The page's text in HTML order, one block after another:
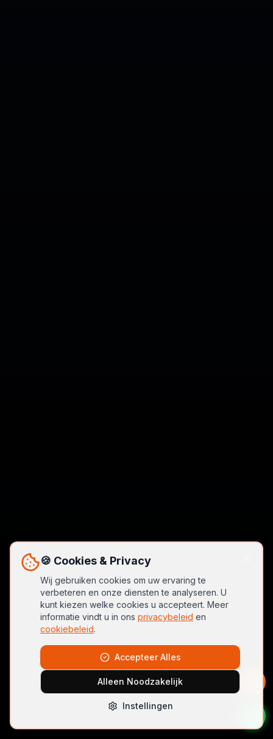
🍪 Cookies & Privacy
Wij gebruiken cookies om uw ervaring te
verbeteren en onze diensten te analyseren. U
kunt kiezen welke cookies u accepteert. Meer
informatie vindt u in ons privacybeleid en
cookiebeleid.
Accepteer Alles
Alleen Noodzakelijk
Instellingen